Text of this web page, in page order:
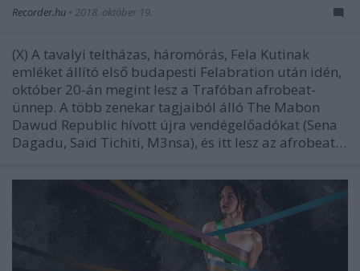
Recorder.hu • 2018. október 19.
(X) A tavalyi teltházas, háromórás, Fela Kutinak
emléket állító első budapesti Felabration után idén,
október 20-án megint lesz a Trafóban afrobeat-
ünnep. A több zenekar tagjaiból álló The Mabon
Dawud Republic hívott újra vendégelőadókat (Sena
Dagadu, Saïd Tichiti, M3nsa), és itt lesz az afrobeat…